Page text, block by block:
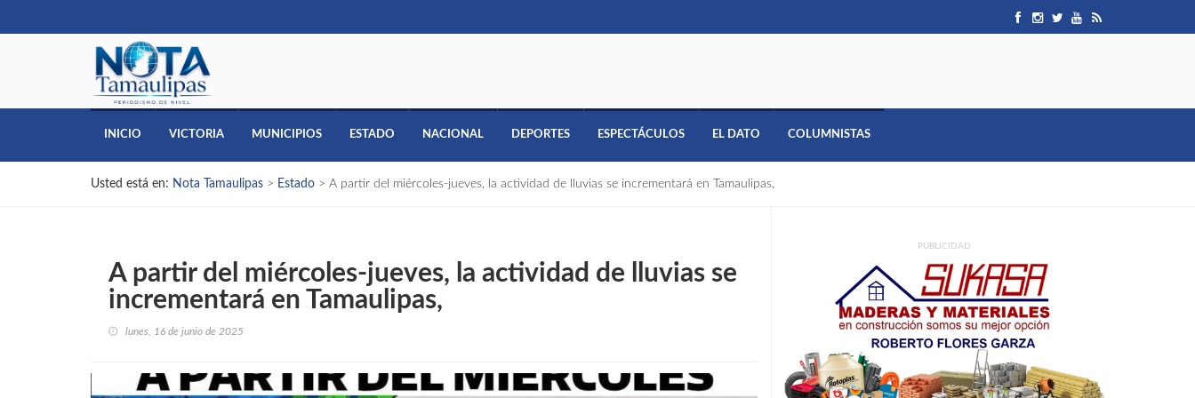
INICIO VICTORIA MUNICIPIOS ESTADO NACIONAL DEPORTES ESPECTÁCULOS EL DATO COLUMNISTAS
Usted está en: Nota Tamaulipas > Estado > A partir del miércoles-jueves, la actividad de lluvias se incrementará en Tamaulipas,
A partir del miércoles-jueves, la actividad de lluvias se
incrementará en Tamaulipas,
lunes, 16 de junio de 2025
PUBLICIDAD